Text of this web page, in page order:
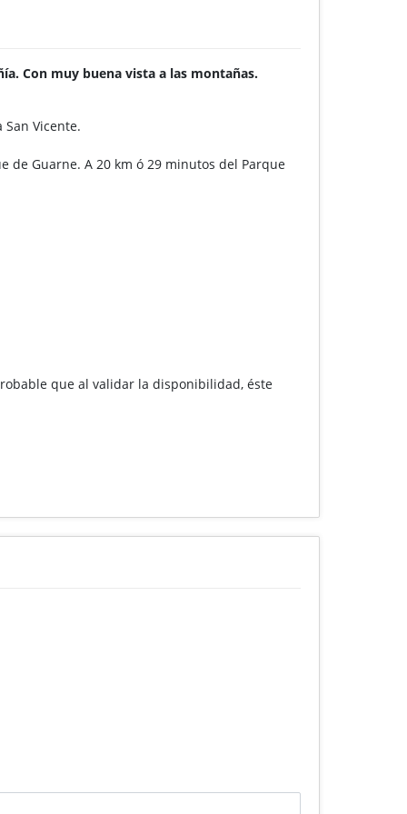
Con muy buena vista a las montañas.
Vicente.
de Guarne. A 20 km ó 29 minutos del Parque
que al validar la disponibilidad, éste